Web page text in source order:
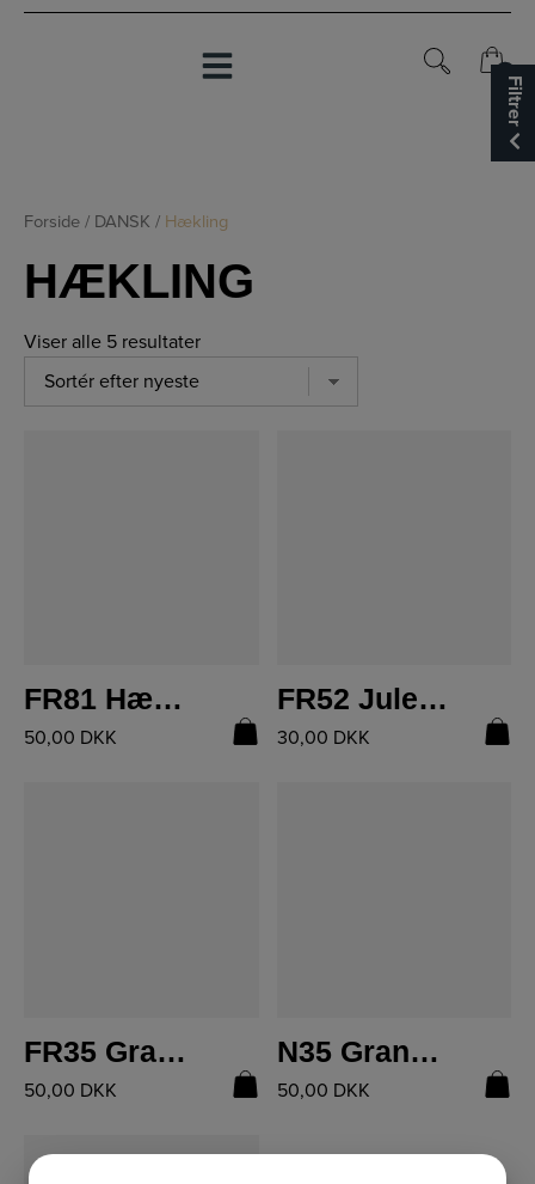
Hop
00
Forside/ DANSK / Hækling
HÆKLING
Viser alle 5 resultater
LÆS MERE
FR81 Hæklet Tørklæde
50,00 DKK
LÆS MEREFR52 Julestjerne
30,00 DKK
LÆS MERE
FR35 Granny Stripes T-shirt
50,00 DKK
LÆS MEREN35 Granny Squares Bluse
50,00 DKK
Filtrer